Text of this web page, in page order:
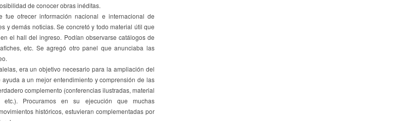
de conocer obras inéditas.
fue ofrecer información nacional e internacional de
y demás noticias. Se concretó y todo material útil que
el hall del ingreso. Podían observarse catálogos de
etc. Se agregó otro panel que anunciaba las
era un objetivo necesario para la ampliación del
a un mejor entendimiento y comprensión de las
complemento (conferencias ilustradas, material
etc.). Procuramos en su ejecución que muchas
históricos, estuvieran complementadas por